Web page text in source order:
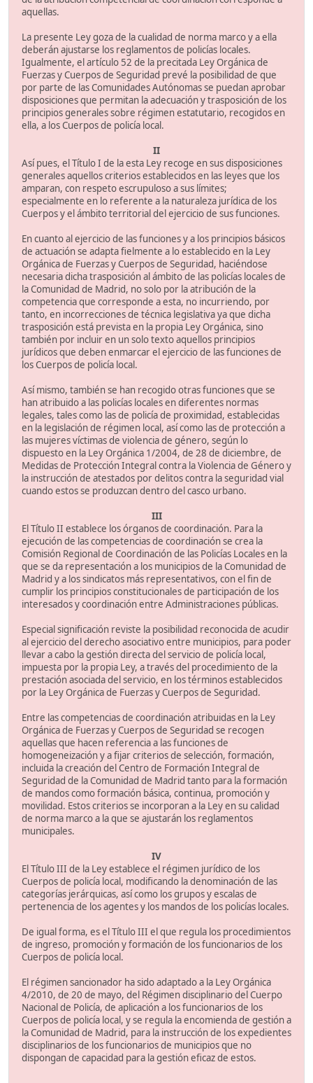
aquellas.
La presente Ley goza de la cualidad de norma marco y a ella
deberán ajustarse los reglamentos de policías locales.
Igualmente, el artículo 52 de la precitada Ley Orgánica de
Fuerzas y Cuerpos de Seguridad prevé la posibilidad de que
por parte de las Comunidades Autónomas se puedan aprobar
disposiciones que permitan la adecuación y trasposición de los
principios generales sobre régimen estatutario, recogidos en
ella, a los Cuerpos de policía local.
II
Así pues, el Título I de la esta Ley recoge en sus disposiciones
generales aquellos criterios establecidos en las leyes que los
amparan, con respeto escrupuloso a sus límites;
especialmente en lo referente a la naturaleza jurídica de los
Cuerpos y el ámbito territorial del ejercicio de sus funciones.
En cuanto al ejercicio de las funciones y a los principios básicos
de actuación se adapta fielmente a lo establecido en la Ley
Orgánica de Fuerzas y Cuerpos de Seguridad, haciéndose
necesaria dicha trasposición al ámbito de las policías locales de
la Comunidad de Madrid, no solo por la atribución de la
competencia que corresponde a esta, no incurriendo, por
tanto, en incorrecciones de técnica legislativa ya que dicha
trasposición está prevista en la propia Ley Orgánica, sino
también por incluir en un solo texto aquellos principios
jurídicos que deben enmarcar el ejercicio de las funciones de
los Cuerpos de policía local.
Así mismo, también se han recogido otras funciones que se
han atribuido a las policías locales en diferentes normas
legales, tales como las de policía de proximidad, establecidas
en la legislación de régimen local, así como las de protección a
las mujeres víctimas de violencia de género, según lo
dispuesto en la Ley Orgánica 1/2004, de 28 de diciembre, de
Medidas de Protección Integral contra la Violencia de Género y
la instrucción de atestados por delitos contra la seguridad vial
cuando estos se produzcan dentro del casco urbano.
III
El Título II establece los órganos de coordinación. Para la
ejecución de las competencias de coordinación se crea la
Comisión Regional de Coordinación de las Policías Locales en la
que se da representación a los municipios de la Comunidad de
Madrid y a los sindicatos más representativos, con el fin de
cumplir los principios constitucionales de participación de los
interesados y coordinación entre Administraciones públicas.
Especial significación reviste la posibilidad reconocida de acudir
al ejercicio del derecho asociativo entre municipios, para poder
llevar a cabo la gestión directa del servicio de policía local,
impuesta por la propia Ley, a través del procedimiento de la
prestación asociada del servicio, en los términos establecidos
por la Ley Orgánica de Fuerzas y Cuerpos de Seguridad.
Entre las competencias de coordinación atribuidas en la Ley
Orgánica de Fuerzas y Cuerpos de Seguridad se recogen
aquellas que hacen referencia a las funciones de
homogeneización y a fijar criterios de selección, formación,
incluida la creación del Centro de Formación Integral de
Seguridad de la Comunidad de Madrid tanto para la formación
de mandos como formación básica, continua, promoción y
movilidad. Estos criterios se incorporan a la Ley en su calidad
de norma marco a la que se ajustarán los reglamentos
municipales.
IV
El Título III de la Ley establece el régimen jurídico de los
Cuerpos de policía local, modificando la denominación de las
categorías jerárquicas, así como los grupos y escalas de
pertenencia de los agentes y los mandos de los policías locales.
De igual forma, es el Título III el que regula los procedimientos
de ingreso, promoción y formación de los funcionarios de los
Cuerpos de policía local.
El régimen sancionador ha sido adaptado a la Ley Orgánica
4/2010, de 20 de mayo, del Régimen disciplinario del Cuerpo
Nacional de Policía, de aplicación a los funcionarios de los
Cuerpos de policía local, y se regula la encomienda de gestión a
la Comunidad de Madrid, para la instrucción de los expedientes
disciplinarios de los funcionarios de municipios que no
dispongan de capacidad para la gestión eficaz de estos.